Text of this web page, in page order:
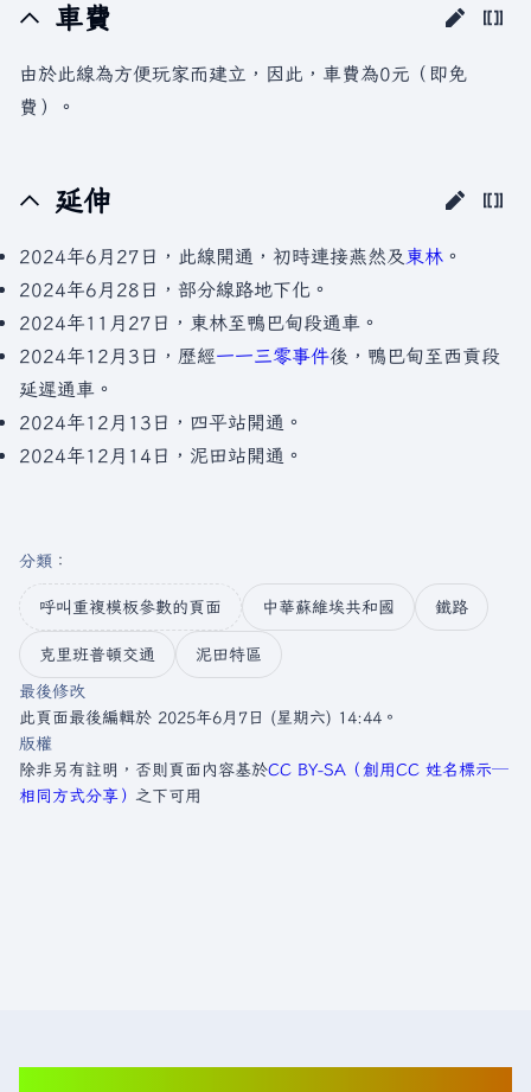
車費
由於此線為方便玩家而建立，因此，車費為0元（即免
費）。
延伸
2024年6月27日，此線開通，初時連接燕然及 東林 。
2024年6月28日，部分線路地下化。
2024年11月27日，東林至鴨巴甸段通車。
2024年12月3日，歷經一一三零事件後，鴨巴甸至西貢段
延遲通車。
2024年12月13日，四平站開通。
2024年12月14日，泥田站開通。
分類 ：​
呼叫重複模板參數的頁面 中華蘇維埃共和國 鐵路
克里班普頓交通
泥田特區
最後修改
此頁面最後編輯於 2025年6月7日 (星期六) 14:44。
版權
除非另有註明，否則頁面內容基於CC BY-SA（創用CC 姓名標示─
相同方式分享） 之下可用